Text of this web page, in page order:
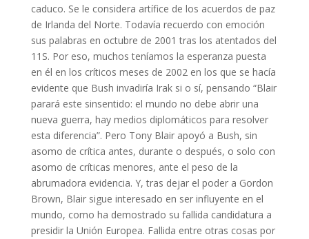
caduco. Se le considera artífice de los acuerdos de paz
de Irlanda del Norte. Todavía recuerdo con emoción
sus palabras en octubre de 2001 tras los atentados del
11S. Por eso, muchos teníamos la esperanza puesta
en él en los críticos meses de 2002 en los que se hacía
evidente que Bush invadiría Irak si o sí, pensando “Blair
parará este sinsentido: el mundo no debe abrir una
nueva guerra, hay medios diplomáticos para resolver
esta diferencia”. Pero Tony Blair apoyó a Bush, sin
asomo de crítica antes, durante o después, o solo con
asomo de críticas menores, ante el peso de la
abrumadora evidencia. Y, tras dejar el poder a Gordon
Brown, Blair sigue interesado en ser influyente en el
mundo, como ha demostrado su fallida candidatura a
presidir la Unión Europea. Fallida entre otras cosas por